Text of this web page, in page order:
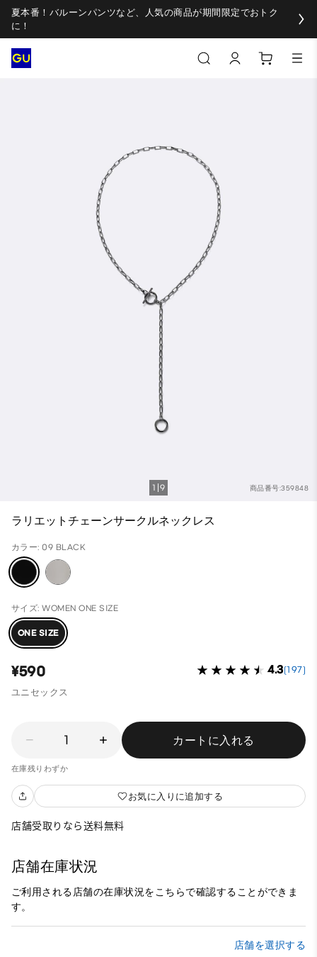
夏本番！バルーンパンツなど、人気の商品が期間限定でおトク
に！
商品番号:359848
1 9
ラリエットチェーンサークルネックレス
カラー: 09 BLACK
サイズ: WOMEN ONE SIZE
ONE SIZE
¥590 4.3(197)
ユニセックス
1 カートに入れる
在庫残りわずか
お気に入りに追加する
店舗受取りなら送料無料
店舗在庫状況
ご利用される店舗の在庫状況をこちらで確認することができま
す。
店舗を選択する